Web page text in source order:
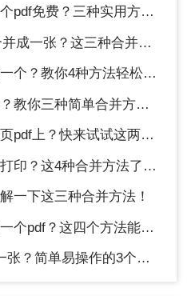
费？三种实用方法分享！
？这三种合并方法学习一下!
教你4种方法轻松完成合并！
你三种简单合并方法！
？快来试试这两种方法吧！
这4种合并方法了解一下！
一下这三种合并方法！
？这四个方法能帮助大家！
简单易操作的3个方法！